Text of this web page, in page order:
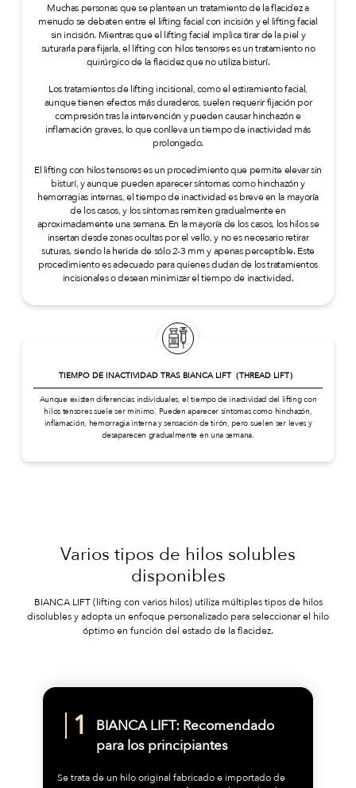
Muchas personas que se plantean un tratamiento de la flacidez a
menudo se debaten entre el lifting facial con incisión y el lifting facial
sin incisión. Mientras que el lifting facial implica tirar de la piel y
suturarla para fijarla, el lifting con hilos tensores es un tratamiento no
quirúrgico de la flacidez que no utiliza bisturí.
Los tratamientos de lifting incisional, como el estiramiento facial,
aunque tienen efectos más duraderos, suelen requerir fijación por
compresión tras la intervención y pueden causar hinchazón e
inflamación graves, lo que conlleva un tiempo de inactividad más
prolongado.
El lifting con hilos tensores es un procedimiento que permite elevar sin
bisturí, y aunque pueden aparecer síntomas como hinchazón y
hemorragias internas, el tiempo de inactividad es breve en la mayoría
de los casos, y los síntomas remiten gradualmente en
aproximadamente una semana. En la mayoría de los casos, los hilos se
insertan desde zonas ocultas por el vello, y no es necesario retirar
suturas, siendo la herida de sólo 2-3 mm y apenas perceptible. Este
procedimiento es adecuado para quienes dudan de los tratamientos
incisionales o desean minimizar el tiempo de inactividad.
TIEMPO DE INACTIVIDAD TRAS BIANCA LIFT（THREAD LIFT）
Aunque existen diferencias individuales, el tiempo de inactividad del lifting con
hilos tensores suele ser mínimo. Pueden aparecer síntomas como hinchazón,
inflamación, hemorragia interna y sensación de tirón, pero suelen ser leves y
desaparecen gradualmente en una semana.
Varios tipos de hilos solubles
disponibles
BIANCA LIFT (lifting con varios hilos) utiliza múltiples tipos de hilos
disolubles y adopta un enfoque personalizado para seleccionar el hilo
óptimo en función del estado de la flacidez.
BIANCA LIFT: Recomendado
para los principiantes
Se trata de un hilo original fabricado e importado de